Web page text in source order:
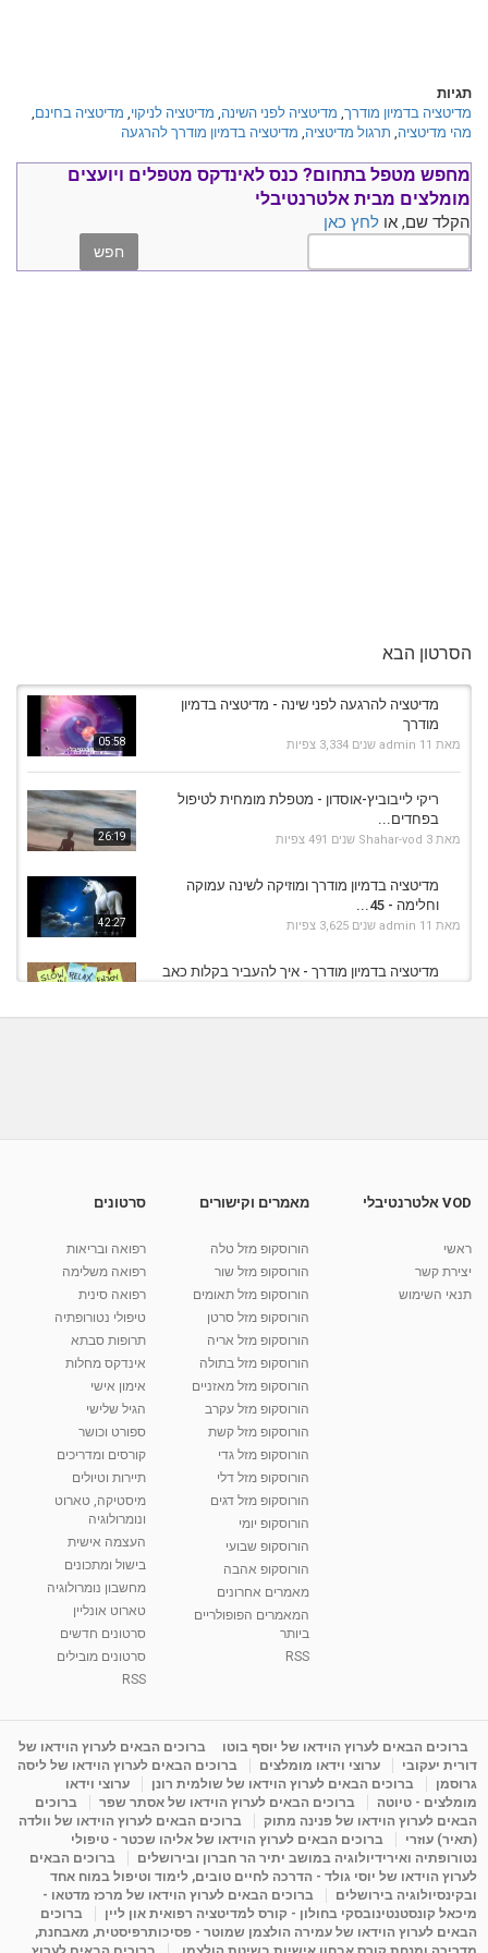
תגיות
מדיטציה בדמיון מודרך, מדיטציה לפני השינה, מדיטציה לניקוי, מדיטציה בחינם,
מהי מדיטציה, תרגול מדיטציה, מדיטציה בדמיון מודרך להרגעה
מחפש מטפל בתחום? כנס לאינדקס מטפלים ויועצים
מומלצים מבית אלטרנטיבלי
הקלד שם, או לחץ כאן
הסרטון הבא
05:58
מדיטציה להרגעה לפני שינה - מדיטציה בדמיון
מודרך
מאת admin 11 שנים 3,334 צפיות
26:19
ריקי לייבוביץ-אוסדון - מטפלת מומחית לטיפול
בפחדים...
מאת Shahar-vod 3 שנים 491 צפיות
42:27
מדיטציה בדמיון מודרך ומוזיקה לשינה עמוקה
וחלימה - 45...
מאת admin 11 שנים 3,625 צפיות
מדיטציה בדמיון מודרך - איך להעביר בקלות כאב
מאת
10:17
קרין גורן - העוגה המתגלצ’ת ללא קמח
38.5k צפיות
01:37
יוסי שר - מתמחה בשיטת אלכסנדר וטאי צ'י
2,738 צפיות
01:46
רנה רז-גילו -טיפול אנרגטי ויעוץ רוחני - נומרולוגית
2,315 צפיות
05:37
סודות בתאריך הלידה, משמעות חודש הלידה -
ינואר זינה ליבשיץ נומרולוגית
ליסה גרוסמן - המרכז לאימון התנהגותי - קשב
09:12
מדיטציה בדמיון מודרך - היכרות עם האני הפנימי
מאת admin 11 שנים 3,650 צפיות
פנינה מתוק - מרכז "נתיב הלב" בהרצליה-
מדיטציה-התחדשות
Shahar-vod
VOD אלטרנטיבלי
ראשי
יצירת קשר
תנאי השימוש
מאמרים וקישורים
הורוסקופ מזל טלה
הורוסקופ מזל שור
הורוסקופ מזל תאומים
הורוסקופ מזל סרטן
הורוסקופ מזל אריה
הורוסקופ מזל בתולה
הורוסקופ מזל מאזניים
הורוסקופ מזל עקרב
הורוסקופ מזל קשת
הורוסקופ מזל גדי
הורוסקופ מזל דלי
הורוסקופ מזל דגים
הורוסקופ יומי
הורוסקופ שבועי
הורוסקופ אהבה
מאמרים אחרונים
המאמרים הפופולריים
ביותר
RSS
סרטונים
רפואה ובריאות
רפואה משלימה
רפואה סינית
טיפולי נטורופתיה
תרופות סבתא
אינדקס מחלות
אימון אישי
הגיל שלישי
ספורט וכושר
קורסים ומדריכים
תיירות וטיולים
מיסטיקה, טארוט
ונומרולוגיה
העצמה אישית
בישול ומתכונים
מחשבון נומרולוגיה
טארוט אונליין
סרטונים חדשים
סרטונים מובילים
RSS
ברוכים הבאים לערוץ הוידאו של יוסף בוטו
ברוכים הבאים לערוץ הוידאו של
דורית יעקובי
ערוצי וידאו מומלצים
ברוכים הבאים לערוץ הוידאו של ליסה
גרוסמן
ברוכים הבאים לערוץ הוידאו של שולמית רונן
ערוצי וידאו
מומלצים - טיוטה
ברוכים הבאים לערוץ הוידאו של אסתר שפר
ברוכים
הבאים לערוץ הוידאו של פנינה מתוק
ברוכים הבאים לערוץ הוידאו של וולדה
(תאיר) עוזרי
ברוכים הבאים לערוץ הוידאו של אליהו שכטר - טיפולי
נטורופתיה ואירידיולוגיה במושב יתיר הר חברון ובירושלים
ברוכים הבאים
לערוץ הוידאו של יוסי גולד - הדרכה לחיים טובים, לימוד וטיפול במוח אחד
ובקינסיולוגיה בירושלים
ברוכים הבאים לערוץ הוידאו של מרכז מדטאו -
מיכאל קונסטנטינובסקי בחולון - קורס למדיטציה רפואית און ליין
ברוכים
הבאים לערוץ הוידאו של עמירה הולצמן שמוטר - פסיכותרפיסטית, מאבחנת,